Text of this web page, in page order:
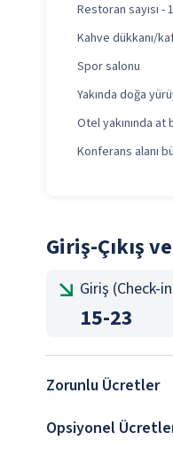
Restoran sayısı - 1
Kahve dükkanı/
Spor salonu
Yakında doğa
Otel yakınında at
Konferans alanı
Giriş-Çıkış
Giriş (Check-
15-23
Zorunlu Ücretler
Opsiyonel